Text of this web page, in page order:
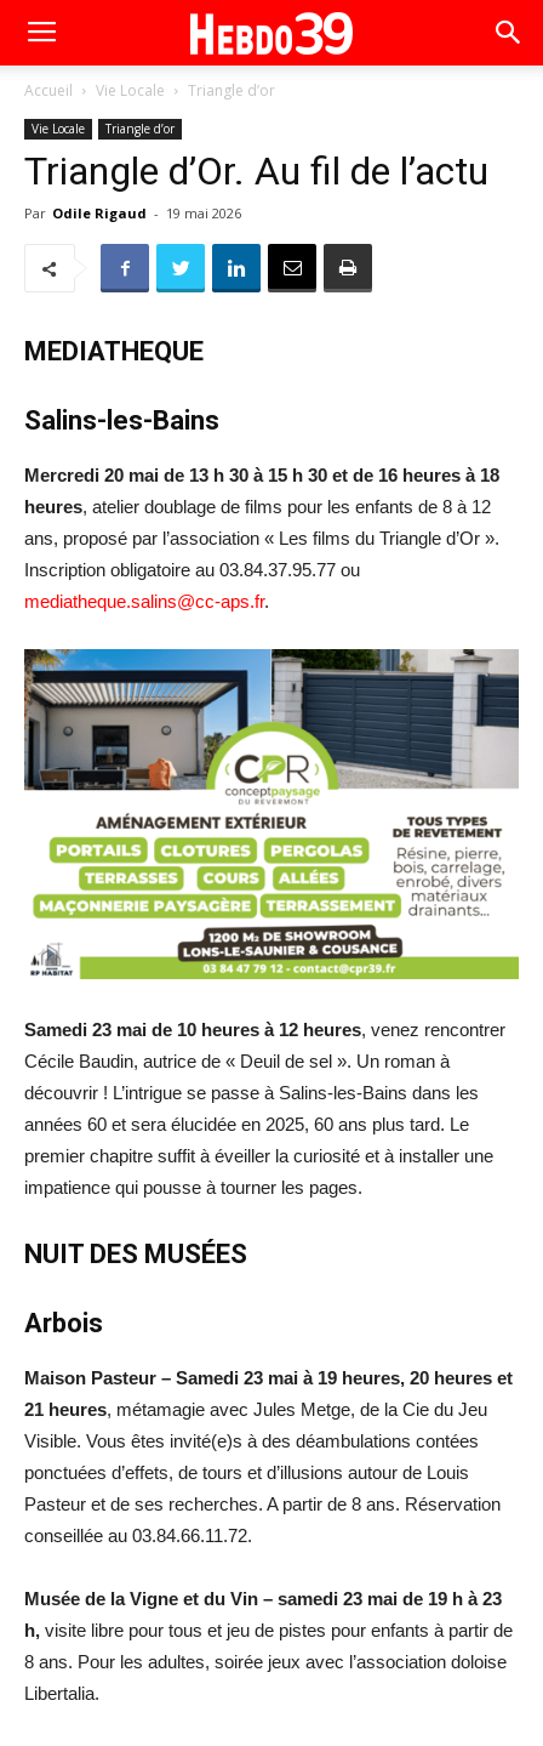
Accueil Vie Locale Triangle d’or
Vie Locale Triangle d’or
Triangle d’Or. Au fil de l’actu
Par Odile Rigaud - 19 mai 2026
MEDIATHEQUE
Salins-les-Bains
Mercredi 20 mai de 13 h 30 à 15 h 30 et de 16 heures à 18
heures, atelier doublage de films pour les enfants de 8 à 12
ans, proposé par l’association « Les films du Triangle d’Or ».
Inscription obligatoire au 03.84.37.95.77 ou
mediatheque.salins@cc-aps.fr.
Samedi 23 mai de 10 heures à 12 heures, venez rencontrer
Cécile Baudin, autrice de « Deuil de sel ». Un roman à
découvrir ! L’intrigue se passe à Salins-les-Bains dans les
années 60 et sera élucidée en 2025, 60 ans plus tard. Le
premier chapitre suffit à éveiller la curiosité et à installer une
impatience qui pousse à tourner les pages.
NUIT DES MUSÉES
Arbois
Maison Pasteur – Samedi 23 mai à 19 heures, 20 heures et
21 heures, métamagie avec Jules Metge, de la Cie du Jeu
Visible. Vous êtes invité(e)s à des déambulations contées
ponctuées d’effets, de tours et d’illusions autour de Louis
Pasteur et de ses recherches. A partir de 8 ans. Réservation
conseillée au 03.84.66.11.72.
Musée de la Vigne et du Vin – samedi 23 mai de 19 h à 23
h, visite libre pour tous et jeu de pistes pour enfants à partir de
8 ans. Pour les adultes, soirée jeux avec l’association doloise
Libertalia.